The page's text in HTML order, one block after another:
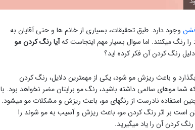
وجود دارد. طبق تحقیقات، بسیاری از خانم ها و حتی آقایان به
رنگ میکنند. اما سوال بسیار مهم اینجاست کهآیا رنگ کردن مو
رنگ کردن آن فکر کرده اید؟
و باعث ریزش مو شود، یکی از مهمترین دلایل، رنگ کردن
موهای سالمی داشته باشید، رنگ مو برایتان مضر نخواهد بود. با
استفاده نادرست از رنگهای مو، باعث ریزش و مشکلات مو میشود.
است بر اثر رنگ کردن مو، باعث ریزش و آسیب به مو شوند را
کردن آن را یاد میگیرید.